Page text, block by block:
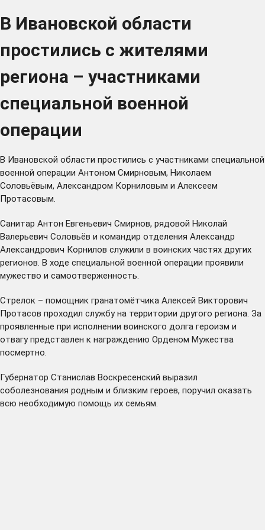
В Ивановской области
простились с жителями
региона – участниками
специальной военной
операции
В Ивановской области простились с участниками специальной
военной операции Антоном Смирновым, Николаем
Соловьёвым, Александром Корниловым и Алексеем
Протасовым.
Санитар Антон Евгеньевич Смирнов, рядовой Николай
Валерьевич Соловьёв и командир отделения Александр
Александрович Корнилов служили в воинских частях других
регионов. В ходе специальной военной операции проявили
мужество и самоотверженность.
Стрелок – помощник гранатомётчика Алексей Викторович
Протасов проходил службу на территории другого региона. За
проявленные при исполнении воинского долга героизм и
отвагу представлен к награждению Орденом Мужества
посмертно.
Губернатор Станислав Воскресенский выразил
соболезнования родным и близким героев, поручил оказать
всю необходимую помощь их семьям.